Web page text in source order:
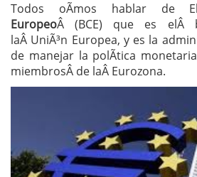
Todos oÃ­mos hablar de
EuropeoÂ (BCE) que es elÂ
laÂ UniÃ³n Europea, y es la
de manejar la polÃ­tica
miembrosÂ de laÂ Eurozona.